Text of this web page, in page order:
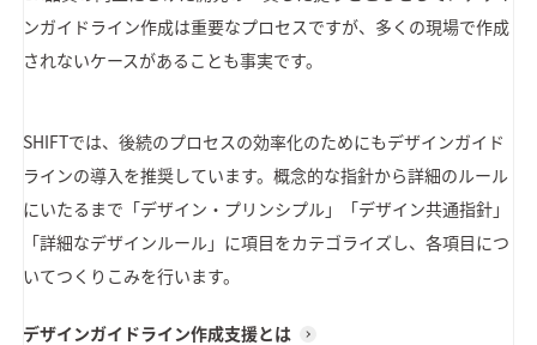
ンガイドライン作成は重要なプロセスですが、多くの現場で作成
されないケースがあることも事実です。
SHIFTでは、後続のプロセスの効率化のためにもデザインガイド
ラインの導入を推奨しています。概念的な指針から詳細のルール
にいたるまで「デザイン・プリンシプル」「デザイン共通指針」
「詳細なデザインルール」に項目をカテゴライズし、各項目につ
いてつくりこみを行います。
デザインガイドライン作成支援とは